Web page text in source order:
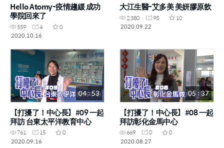
Hello Atomy-疫情趨緩 成功
學院回來了
559 4
0
2020.10.16
大江生醫-艾多美 美妍膠原飲
2,380 95
10
2020.09.22
04 : 53
【打擾了！中心長】#09 一起
拜訪 台東太平洋教育中心
761 15
0
2020.09.16
05 : 37
【打擾了！中心長】#08 一起
拜訪彰化金馬中心
669 0
0
2020.08.27